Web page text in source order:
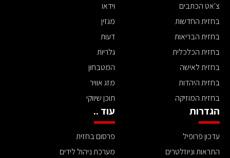
צ'אט הכתבים
בחזית החדשות
בחזית הבריאות
בחזית הכלכלית
בחזית לאישה
בחזית היהדות
בחזית המוזיקה
וידאו
מגזין
דעות
גלריות
המטבחון
מזג אוויר
תוכן שיווקי
הגדרות
עדכון פרופיל
התראות וניוזלטרים
עוד ..
פרסום בחזית
מערכת ניהול לידים